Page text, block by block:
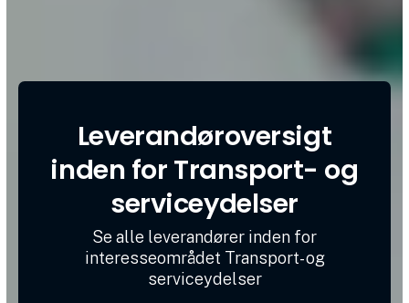
Leverandøroversigt
inden for Transport- og
serviceydelser
Se alle leverandører inden for
interesseområdet Transport- og
serviceydelser